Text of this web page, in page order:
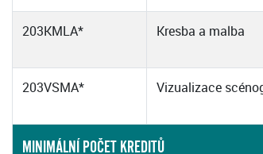
203KMLA* Kresba a malba
203VSMA* Vizualizace
MINIMÁLNÍ POČET KREDITŮ